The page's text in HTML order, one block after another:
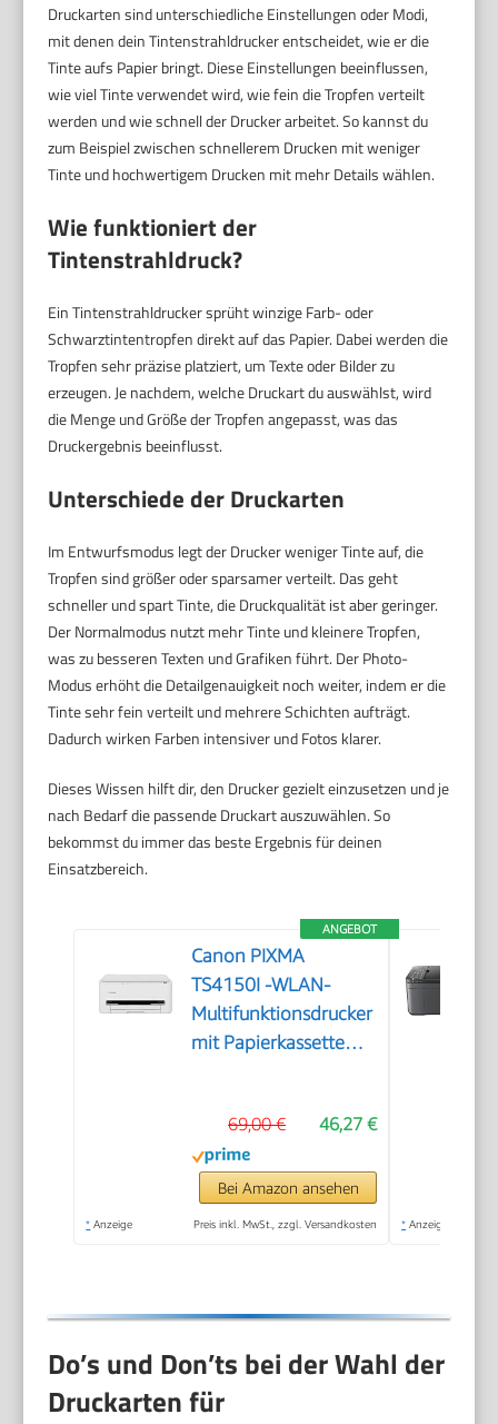
Druckarten sind unterschiedliche Einstellungen oder Modi,
mit denen dein Tintenstrahldrucker entscheidet, wie er die
Tinte aufs Papier bringt. Diese Einstellungen beeinflussen,
wie viel Tinte verwendet wird, wie fein die Tropfen verteilt
werden und wie schnell der Drucker arbeitet. So kannst du
zum Beispiel zwischen schnellerem Drucken mit weniger
Tinte und hochwertigem Drucken mit mehr Details wählen.
Wie funktioniert der
Tintenstrahldruck?
Ein Tintenstrahldrucker sprüht winzige Farb- oder
Schwarztintentropfen direkt auf das Papier. Dabei werden die
Tropfen sehr präzise platziert, um Texte oder Bilder zu
erzeugen. Je nachdem, welche Druckart du auswählst, wird
die Menge und Größe der Tropfen angepasst, was das
Druckergebnis beeinflusst.
Unterschiede der Druckarten
Im Entwurfsmodus legt der Drucker weniger Tinte auf, die
Tropfen sind größer oder sparsamer verteilt. Das geht
schneller und spart Tinte, die Druckqualität ist aber geringer.
Der Normalmodus nutzt mehr Tinte und kleinere Tropfen,
was zu besseren Texten und Grafiken führt. Der Photo-
Modus erhöht die Detailgenauigkeit noch weiter, indem er die
Tinte sehr fein verteilt und mehrere Schichten aufträgt.
Dadurch wirken Farben intensiver und Fotos klarer.
Dieses Wissen hilft dir, den Drucker gezielt einzusetzen und je
nach Bedarf die passende Druckart auszuwählen. So
bekommst du immer das beste Ergebnis für deinen
Einsatzbereich.
ANGEBOT
Canon PIXMA
TS4150I -WLAN-
Multifunktionsdrucker
mit Papierkassette
Kabelloses Drucken
vom Smartphone
leicht gemacht PIXMA
Print Plan kompatibel
46,27 €
69,00 €
Bei Amazon ansehen
* Anzeige Preis inkl. MwSt., zzgl. Versandkosten * Anzeige
Do’s und Don’ts bei der Wahl der
Druckarten für